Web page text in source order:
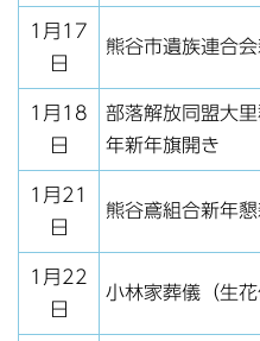
1月17
日
熊谷市遺族連合
1月18
日
部落解放同盟大
年新年旗開き
1月21
日
熊谷鳶組合新年
1月22
日
小林家葬儀（生花